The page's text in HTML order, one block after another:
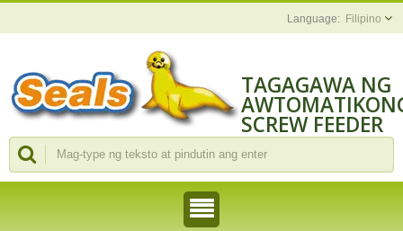
Filipino
TAGAGAWA NG
SCREW FEEDER
NA URI NG
ROBOT